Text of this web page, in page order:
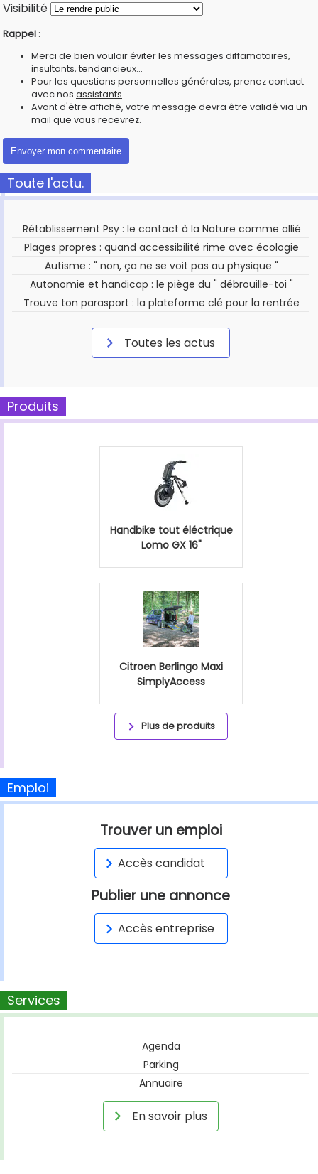
Visibilité
Rappel :
Merci de bien vouloir éviter les messages diffamatoires,
insultants, tendancieux...
Pour les questions personnelles générales, prenez contact
avec nos assistants
Avant d'être affiché, votre message devra être validé via un
mail que vous recevrez.
Toute l'actu.
Rétablissement Psy : le contact à la Nature comme allié
Plages propres : quand accessibilité rime avec écologie
Autisme : " non, ça ne se voit pas au physique "
Autonomie et handicap : le piège du " débrouille-toi "
Trouve ton parasport : la plateforme clé pour la rentrée
Toutes les actus
Produits
Handbike tout éléctrique
Lomo GX 16"
Citroen Berlingo Maxi
SimplyAccess
Plus de produits
Emploi
Trouver un emploi
Accès candidat
Publier une annonce
Accès entreprise
Services
Agenda
Parking
Annuaire
En savoir plus